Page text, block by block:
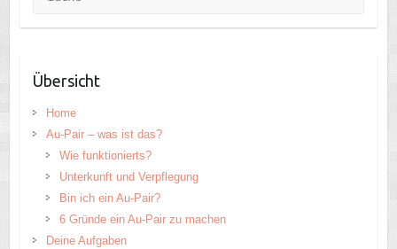
Übersicht
Home
Au-Pair – was ist das?
Wie funktionierts?
Unterkunft und Verpflegung
Bin ich ein Au-Pair?
6 Gründe ein Au-Pair zu machen
Deine Aufgaben